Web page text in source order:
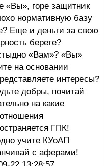
«Вы», горе защитник
нормативную базу
Еще и деньги за свою
берете?
«Вам»? «Вы»
на основании
интересы?
добры, почитай
на какие
ГПК!
учите КУоАП
с аферами!